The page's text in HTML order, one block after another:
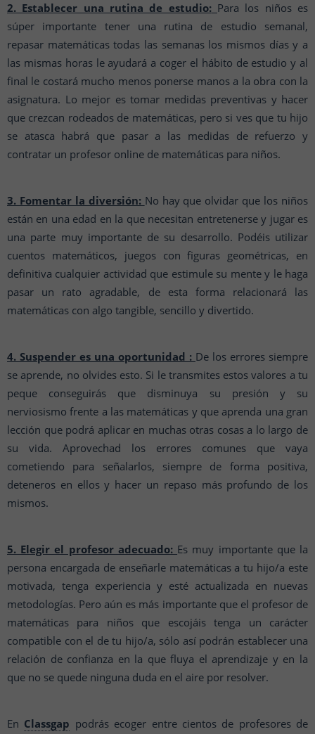
2. Establecer una rutina de estudio: Para los niños es
súper importante tener una rutina de estudio semanal,
repasar matemáticas todas las semanas los mismos días y a
las mismas horas le ayudará a coger el hábito de estudio y al
final le costará mucho menos ponerse manos a la obra con la
asignatura. Lo mejor es tomar medidas preventivas y hacer
que crezcan rodeados de matemáticas, pero si ves que tu hijo
se atasca habrá que pasar a las medidas de refuerzo y
contratar un profesor online de matemáticas para niños.
3. Fomentar la diversión: No hay que olvidar que los niños
están en una edad en la que necesitan entretenerse y jugar es
una parte muy importante de su desarrollo. Podéis utilizar
cuentos matemáticos, juegos con figuras geométricas, en
definitiva cualquier actividad que estimule su mente y le haga
pasar un rato agradable, de esta forma relacionará las
matemáticas con algo tangible, sencillo y divertido.
4. Suspender es una oportunidad : De los errores siempre
se aprende, no olvides esto. Si le transmites estos valores a tu
peque conseguirás que disminuya su presión y su
nerviosismo frente a las matemáticas y que aprenda una gran
lección que podrá aplicar en muchas otras cosas a lo largo de
su vida. Aprovechad los errores comunes que vaya
cometiendo para señalarlos, siempre de forma positiva,
deteneros en ellos y hacer un repaso más profundo de los
mismos.
5. Elegir el profesor adecuado: Es muy importante que la
persona encargada de enseñarle matemáticas a tu hijo/a este
motivada, tenga experiencia y esté actualizada en nuevas
metodologías. Pero aún es más importante que el profesor de
matemáticas para niños que escojáis tenga un carácter
compatible con el de tu hijo/a, sólo así podrán establecer una
relación de confianza en la que fluya el aprendizaje y en la
que no se quede ninguna duda en el aire por resolver.
En Classgap podrás ecoger entre cientos de profesores de